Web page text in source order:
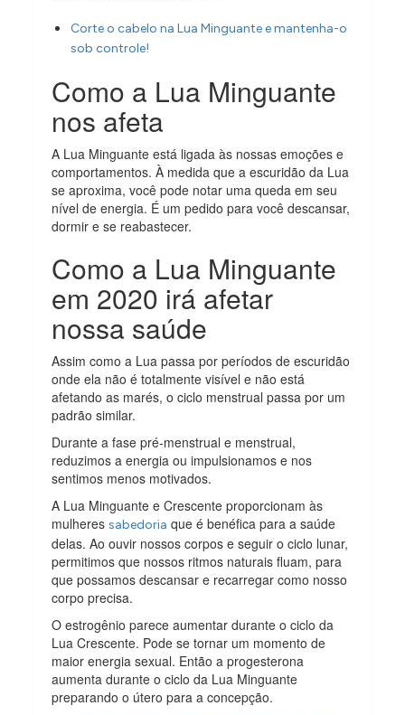
Corte o cabelo na Lua Minguante e mantenha-o
sob controle!
Como a Lua Minguante
nos afeta
A Lua Minguante está ligada às nossas emoções e
comportamentos. À medida que a escuridão da Lua
se aproxima, você pode notar uma queda em seu
nível de energia. É um pedido para você descansar,
dormir e se reabastecer.
Como a Lua Minguante
em 2020 irá afetar
nossa saúde
Assim como a Lua passa por períodos de escuridão
onde ela não é totalmente visível e não está
afetando as marés, o ciclo menstrual passa por um
padrão similar.
Durante a fase pré-menstrual e menstrual,
reduzimos a energia ou impulsionamos e nos
sentimos menos motivados.
A Lua Minguante e Crescente proporcionam às
mulheressabedoria que é benéfica para a saúde
delas. Ao ouvir nossos corpos e seguir o ciclo lunar,
permitimos que nossos ritmos naturais fluam, para
que possamos descansar e recarregar como nosso
corpo precisa.
O estrogênio parece aumentar durante o ciclo da
Lua Crescente. Pode se tornar um momento de
maior energia sexual. Então a progesterona
aumenta durante o ciclo da Lua Minguante
preparando o útero para a concepção.